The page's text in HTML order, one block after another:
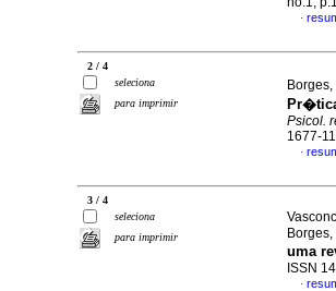
·
2 / 4
seleciona
para imprimir
Psicol.
1677-
·
3 / 4
seleciona
para imprimir
uma
ISSN
·